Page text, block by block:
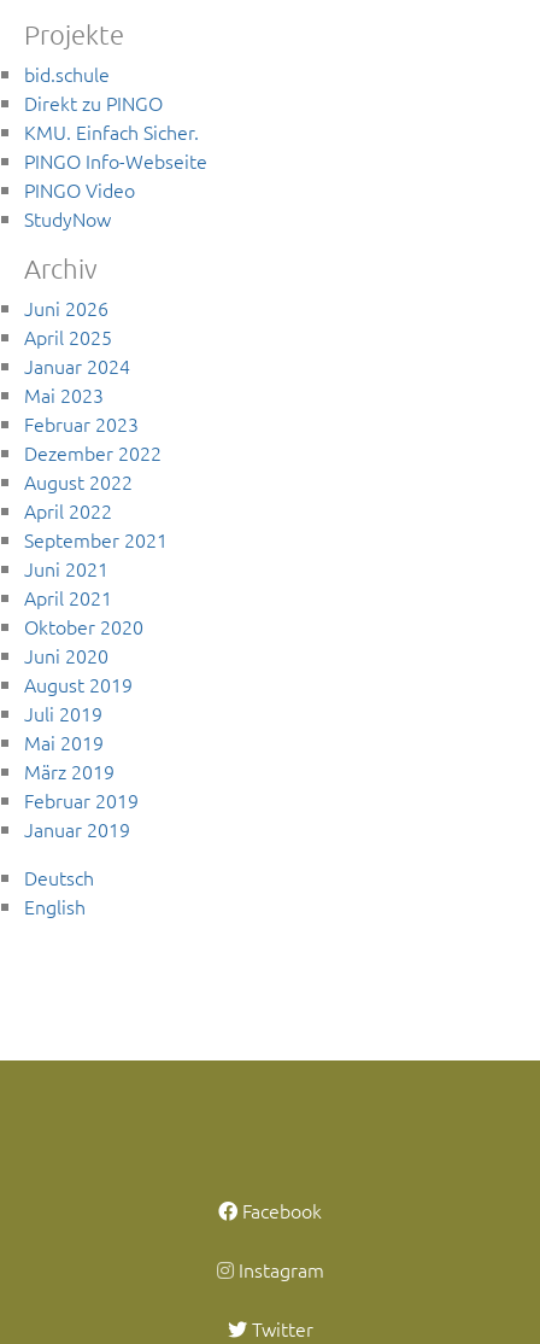
Projekte
bid.schule
Direkt zu PINGO
KMU. Einfach Sicher.
PINGO Info-Webseite
PINGO Video
StudyNow
Archiv
Juni 2026
April 2025
Januar 2024
Mai 2023
Februar 2023
Dezember 2022
August 2022
April 2022
September 2021
Juni 2021
April 2021
Oktober 2020
Juni 2020
August 2019
Juli 2019
Mai 2019
März 2019
Februar 2019
Januar 2019
Deutsch
English
Facebook
Instagram
Twitter